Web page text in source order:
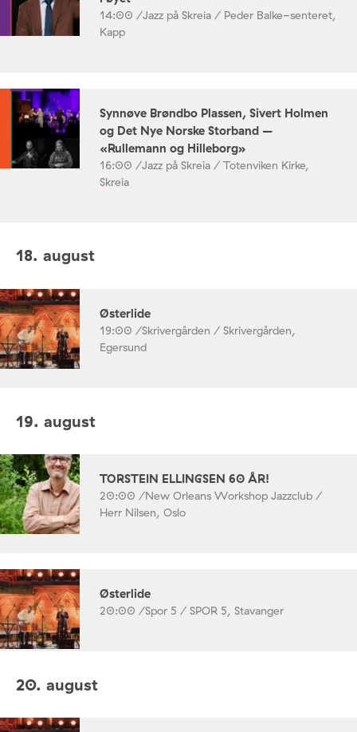
14:00 /Jazz på Skreia / Peder Balke-senteret,
Kapp
Synnøve Brøndbo Plassen, Sivert Holmen
og Det Nye Norske Storband –
«Rullemann og Hilleborg»
16:00 /Jazz på Skreia / Totenviken Kirke,
Skreia
18. august
Østerlide
19:00 /Skrivergården / Skrivergården,
Egersund
19. august
TORSTEIN ELLINGSEN 60 ÅR!
20:00 /New Orleans Workshop Jazzclub /
Herr Nilsen, Oslo
Østerlide
20:00 /Spor 5 / SPOR 5, Stavanger
20. august